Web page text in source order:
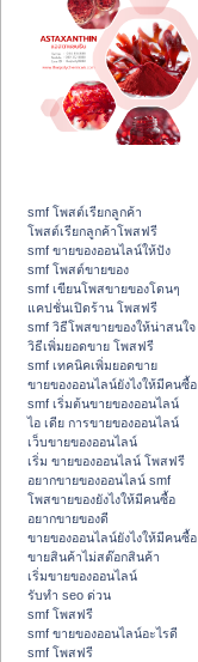
smf โพสต์เรียกลูกค้า
โพสต์เรียกลูกค้าโพสฟรี
smf ขายของออนไลน์ให้ปัง
smf โพสต์ขายของ
smf เขียนโพสขายของโดนๆ
แคปชั่นเปิดร้าน โพสฟรี
smf วิธีโพสขายของให้น่าสนใจ
วิธีเพิ่มยอดขาย โพสฟรี
smf เทคนิคเพิ่มยอดขาย
ขายของออนไลน์ยังไงให้มีคนซื้อ
smf เริ่มต้นขายของออนไลน์
ไอ เดีย การขายของออนไลน์
เว็บขายของออนไลน์
เริ่ม ขายของออนไลน์ โพสฟรี
อยากขายของออนไลน์ smf
โพสขายของยังไงให้มีคนซื้อ
อยากขายของดี
ขายของออนไลน์ยังไงให้มีคนซื้อ
ขายสินค้าไม่สต๊อกสินค้า
เริ่มขายของออนไลน์
รับทำ seo ด่วน
smf โพสฟรี
smf ขายของออนไลน์อะไรดี
smf โพสฟรี